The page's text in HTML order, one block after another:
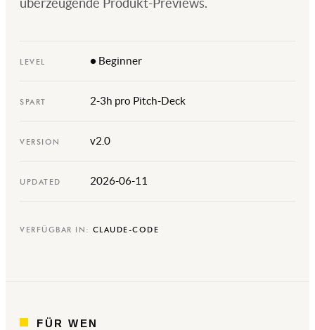
überzeugende Produkt-Previews.
LEVEL ● Beginner
SPART 2-3h pro Pitch-Deck
VERSION v2.0
UPDATED 2026-06-11
VERFÜGBAR IN: CLAUDE-CODE
FÜR WEN